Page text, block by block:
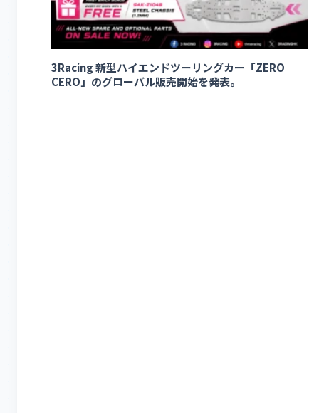
3Racing 新型ハイエンドツーリングカー「ZERO
CERO」のグローバル販売開始を発表。